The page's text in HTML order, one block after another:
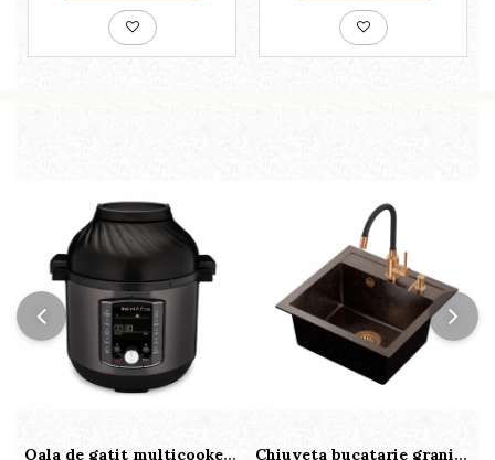
Oala de gatit multicooker 11 functii Instant Pot Pro Crisp 8 + Air Fryer 7.6 lt Chiuveta bucatarie granit cu finisaj negru perlat/cupru Steingran Art Copper cu dozator si baterie Quadron